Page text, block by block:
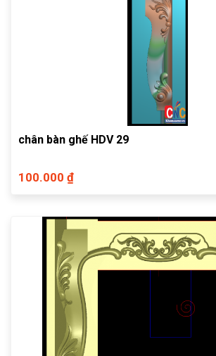
chân bàn ghế HDV 29
100.000 ₫